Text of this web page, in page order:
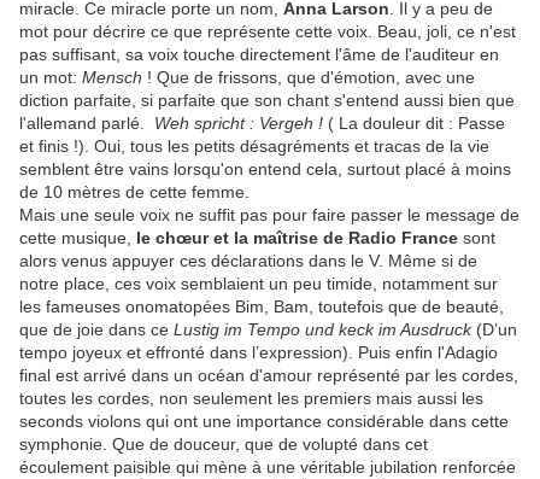
miracle. Ce miracle porte un nom, Anna Larson . Il y a peu de
mot pour décrire ce que représente cette voix. Beau, joli, ce n'est
pas suffisant, sa voix touche directement l'âme de l'auditeur en
un mot: Mensch ! Que de frissons, que d'émotion, avec une
diction parfaite, si parfaite que son chant s'entend aussi bien que
l'allemand parlé. Weh spricht : Vergeh ! ( La douleur dit : Passe
et finis !). Oui, tous les petits désagréments et tracas de la vie
semblent être vains lorsqu'on entend cela, surtout placé à moins
de 10 mètres de cette femme.
Mais une seule voix ne suffit pas pour faire passer le message de
cette musique, le chœur et la maîtrise de Radio France sont
alors venus appuyer ces déclarations dans le V. Même si de
notre place, ces voix semblaient un peu timide, notamment sur
les fameuses onomatopées Bim, Bam, toutefois que de beauté,
que de joie dans ce Lustig im Tempo und keck im Ausdruck(D’un
tempo joyeux et effronté dans l’expression). Puis enfin l'Adagio
final est arrivé dans un océan d'amour représenté par les cordes,
toutes les cordes, non seulement les premiers mais aussi les
seconds violons qui ont une importance considérable dans cette
symphonie. Que de douceur, que de volupté dans cet
écoulement paisible qui mène à une véritable jubilation renforcée